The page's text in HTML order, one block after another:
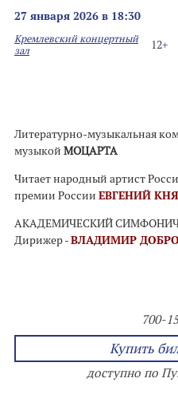
27 января 2026 в 18:30
12+
Кремлевский концертный
зал
Литературно-музыкальная
музыкой МОЦАРТА
Читает народный артист
премии России ЕВГЕНИЙ
АКАДЕМИЧЕСКИЙ
Дирижер -ВЛАДИМИР
700-
Купить
доступно по